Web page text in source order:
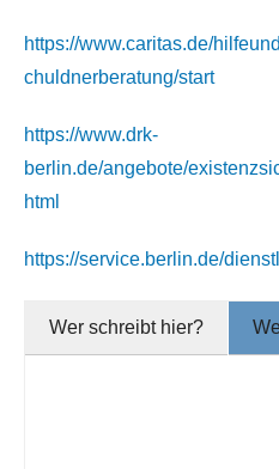
https://www.caritas.de/
chuldnerberatung/start
https://www.drk-
berlin.de/angebote/
html
https://service.berlin.de/
Wer schreibt hier?